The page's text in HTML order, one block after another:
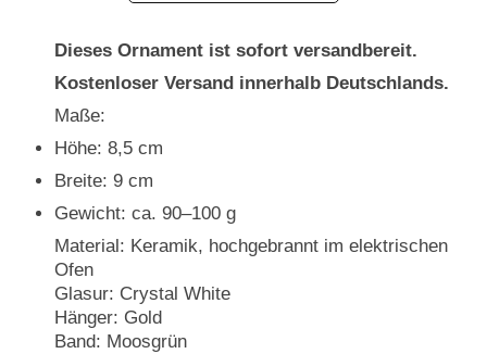
Dieses Ornament ist sofort versandbereit.
Kostenloser Versand innerhalb Deutschlands.
Maße:
Höhe: 8,5 cm
Breite: 9 cm
Gewicht: ca. 90–100 g
Material: Keramik, hochgebrannt im elektrischen
Ofen
Glasur: Crystal White
Hänger: Gold
Band: Moosgrün